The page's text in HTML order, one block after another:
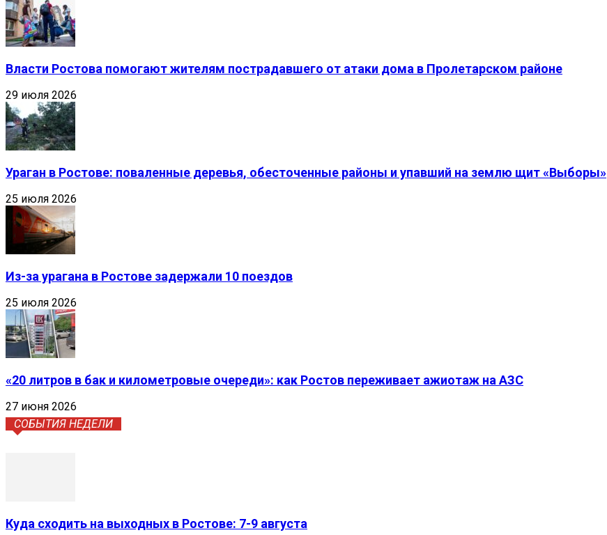
Власти Ростова помогают жителям пострадавшего от атаки дома в Пролетарском районе
29 июля 2026
Ураган в Ростове: поваленные деревья, обесточенные районы и упавший на землю щит «Выборы»
25 июля 2026
Из-за урагана в Ростове задержали 10 поездов
25 июля 2026
«20 литров в бак и километровые очереди»: как Ростов переживает ажиотаж на АЗС
27 июня 2026
СОБЫТИЯ НЕДЕЛИ
Куда сходить на выходных в Ростове: 7-9 августа